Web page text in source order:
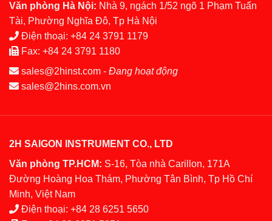
Văn phòng Hà Nội: Nhà 9, ngách 1/52 ngõ 1 Phạm Tuấn
Tài, Phường Nghĩa Đô, Tp Hà Nội
Điện thoại: +84 24 3791 1179
Fax: +84 24 3791 1180
sales@2hinst.com - Đang hoạt động
sales@2hins.com.vn
2H SAIGON INSTRUMENT CO., LTD
Văn phòng TP.HCM: S-16, Tòa nhà Carillon, 171A
Đường Hoàng Hoa Thám, Phường Tân Bình, Tp Hồ Chí
Minh, Việt Nam
Điện thoại: +84 28 6251 5650